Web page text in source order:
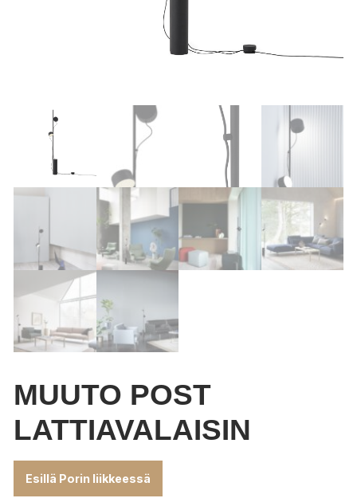
MUUTO POST
LATTIAVALAISIN
Esillä Porin liikkeessä